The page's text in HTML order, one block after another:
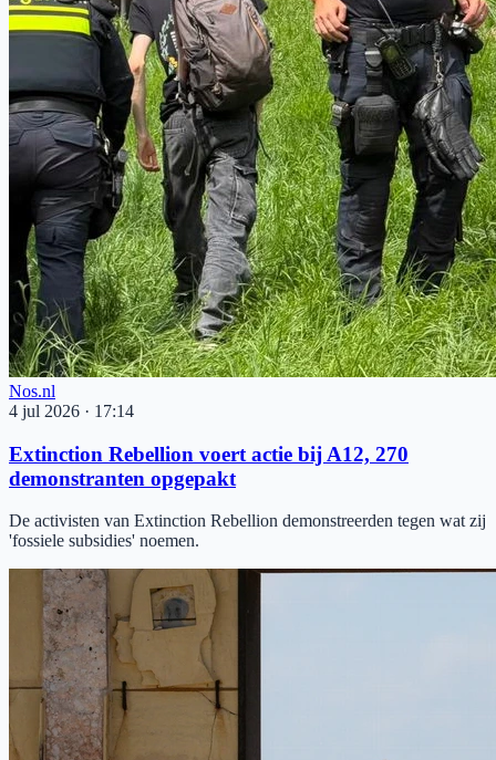
Nos.nl
4 jul 2026 · 17:14
Extinction Rebellion voert actie bij A12, 270
demonstranten opgepakt
De activisten van Extinction Rebellion demonstreerden tegen wat zij
'fossiele subsidies' noemen.